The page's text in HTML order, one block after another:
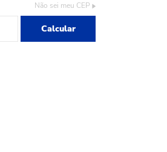
Não sei meu CEP
Calcular